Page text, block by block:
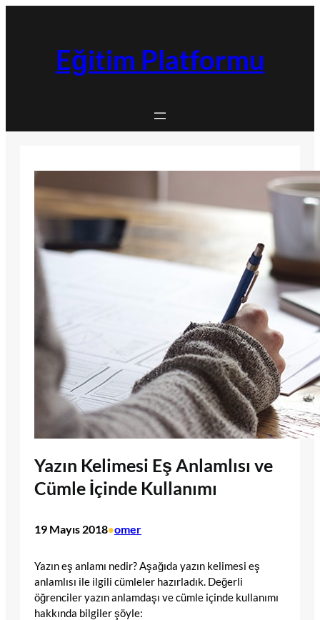
Eğitim Platformu
Yazın Kelimesi Eş Anlamlısı ve
Cümle İçinde Kullanımı
19 Mayıs 2018•omer
Yazın eş anlamı nedir? Aşağıda yazın kelimesi eş
anlamlısı ile ilgili cümleler hazırladık. Değerli
öğrenciler yazın anlamdaşı ve cümle içinde kullanımı
hakkında bilgiler şöyle: